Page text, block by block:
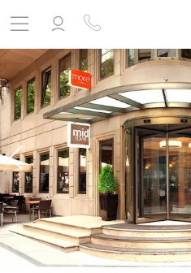
مشاهده پروفایل
خروج
ورود به حساب کاربری
حساب کاربری ندارید؟ثبت نامکنید
ثبت نام آژانس
بلیط هواپیما
تور